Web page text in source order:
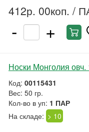
412р. 00коп. /
- +
Носки Монголия
Код: 00115431
Вес: 50 гр.
Кол-во в уп: 1 ПАР
На складе: > 10